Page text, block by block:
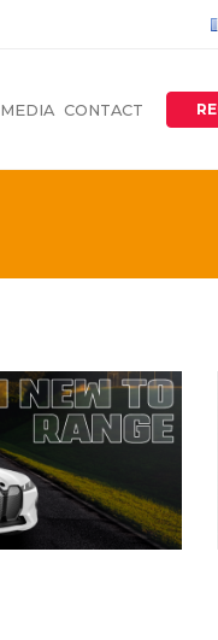
MEDIA CONTACT